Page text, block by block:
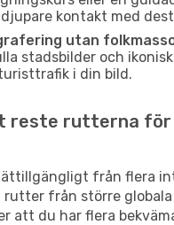
kontakt med
utan
stadsbilder och
i din bild.
reste rutterna
från flera
rutter från större
att du har flera